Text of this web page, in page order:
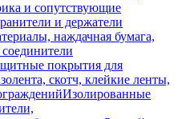
и сопутствующие
и держатели
наждачная бумага,
покрытия для
скотч, клейкие ленты,
Изолированные